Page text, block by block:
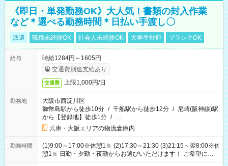
《即日・単発勤務OK》大人気！書類の封入作業
など＊選べる勤務時間＊日払い手渡し〇
派遣 職種未経験OK 社会人未経験OK 大学生歓迎 ブランクOK
給与
時給1284円～1605円
交通費別途支給あり
交通費 上限1,000円/日
勤務地
大阪市西淀川区
御幣島駅から徒歩10分 / 千船駅から徒歩12分 / 尼崎(阪神線)駅
から【登録地】徒歩1分 / …
兵庫・大阪エリアの物流倉庫内
勤務時間
(1)9:00～17:00※休憩1ｈ (2)17:30～21:30 (3)21:15～翌8:00※休
憩1ｈ 日勤・夕勤・夜勤からお選びいただけます！ ご希望に合
わせて働けるお仕事です(*^^*) 【その他選べる勤務時間】 8-17